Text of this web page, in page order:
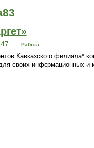
Работа
Кавказского филиала*
своих информационных и